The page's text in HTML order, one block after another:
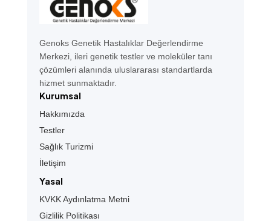
Genoks Genetik Hastalıklar Değerlendirme
Merkezi, ileri genetik testler ve moleküler tanı
çözümleri alanında uluslararası standartlarda
hizmet sunmaktadır.
Kurumsal
Hakkımızda
Testler
Sağlık Turizmi
İletişim
Yasal
KVKK Aydınlatma Metni
Gizlilik Politikası